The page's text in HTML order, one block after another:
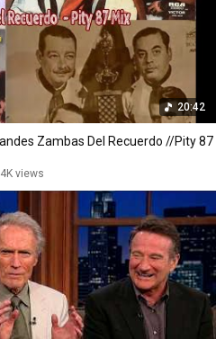
20:42
Zambas Del Recuerdo //Pity 87
views